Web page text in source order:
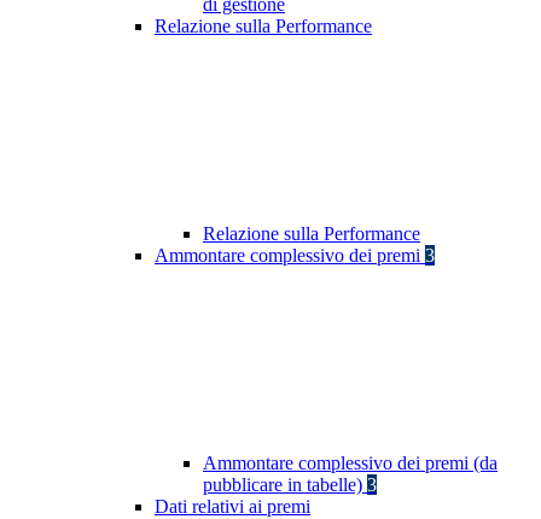
di gestione
Relazione sulla Performance
Relazione sulla Performance
Ammontare complessivo dei premi 3
Ammontare complessivo dei premi (da
pubblicare in tabelle) 3
Dati relativi ai premi